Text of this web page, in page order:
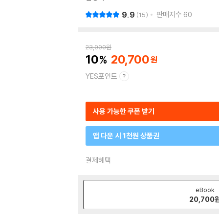
9.9 15 판매지수 60
23,000원
10 20,700
YES포인트
사용 가능한 쿠폰 받기
앱 다운 시 1천원 상품권
결제혜택
eBook
20,700